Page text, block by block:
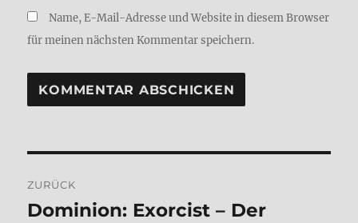
Name, E-Mail-Adresse und Website in diesem Browser
für meinen nächsten Kommentar speichern.
ZURÜCK
Vorheriger
Domi­ni­on: Exor­cist – Der